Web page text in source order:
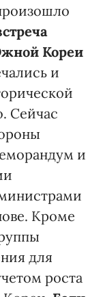
Кореи
и
Сейчас
и
Кроме
для
роста